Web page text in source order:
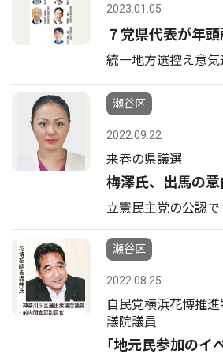
2023.01.05
７党県代表が年
統一地方選控え意気
瀬谷区
2022.09.22
来春の県議選
梅澤氏、出馬の意
立憲民主党の公認で
瀬谷区
2022.08.25
自民党横浜花博推
議院議員
｢地元民参加のイ